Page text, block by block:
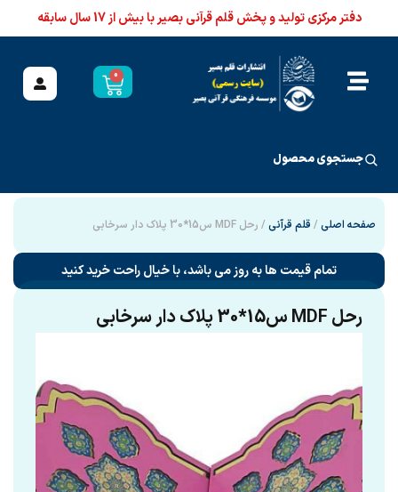
دفتر مرکزی تولید و پخش قلم قرآنی بصیر با بیش از 17 سال سابقه
0
جستجوی محصول
صفحه اصلی / قلم قرآنی / رحل MDF س15*30 پلاک دار سرخابی
تمام قیمت ها به روز می باشد، با خیال راحت خرید کنید
رحل MDF س15*30 پلاک دار سرخابی